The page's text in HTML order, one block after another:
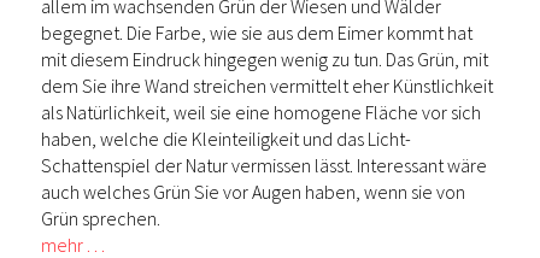
allem im wachsenden Grün der Wiesen und Wälder
begegnet. Die Farbe, wie sie aus dem Eimer kommt hat
mit diesem Eindruck hingegen wenig zu tun. Das Grün, mit
dem Sie ihre Wand streichen vermittelt eher Künstlichkeit
als Natürlichkeit, weil sie eine homogene Fläche vor sich
haben, welche die Kleinteiligkeit und das Licht-
Schattenspiel der Natur vermissen lässt. Interessant wäre
auch welches Grün Sie vor Augen haben, wenn sie von
Grün sprechen.
mehr …